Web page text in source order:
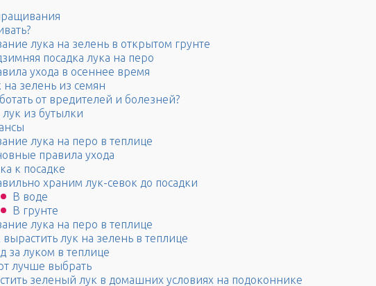
лука на зелень в открытом грунте
посадка лука на перо
ухода в осеннее время
на зелень из семян
от вредителей и болезней?
лук из бутылки
лука на перо в теплице
правила ухода
к посадке
храним лук-севок до посадки
В воде
В грунте
лука на перо в теплице
вырастить лук на зелень в теплице
за луком в теплице
лучше выбрать
зеленый лук в домашних условиях на подоконнике